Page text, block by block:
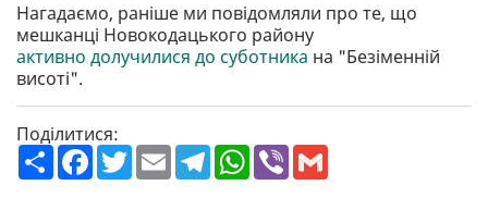
Нагадаємо, раніше ми повідомляли про те, що
мешканці Новокодацького району
активно долучилися до суботника на "Безіменній
висоті".
Поділитися:
П
о
F
a
T
w
E
m
T
e
W
h
V